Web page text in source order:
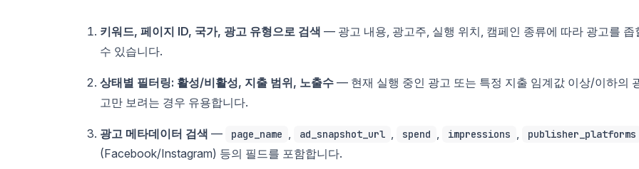
키워드, 페이지 ID, 국가, 광고 유형으로 검색 — 광고 내용, 광고주, 실행 위치, 캠페인 종류에 따라 광고를 좁
수 있습니다.
상태별 필터링: 활성/비활성, 지출 범위, 노출수 — 현재 실행 중인 광고 또는 특정 지출 임계값 이상/이하의
고만 보려는 경우 유용합니다.
광고 메타데이터 검색 — page_name ad_snapshot_url spend impressions publisher_platforms
(Facebook/Instagram) 등의 필드를 포함합니다.